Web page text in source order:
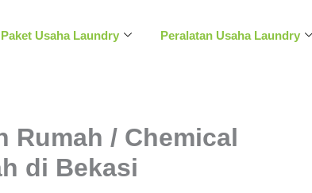
Paket Usaha Laundry Peralatan Usaha Laundry
Rumah / Chemical
di Bekasi